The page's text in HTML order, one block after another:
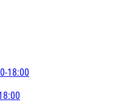
18:00